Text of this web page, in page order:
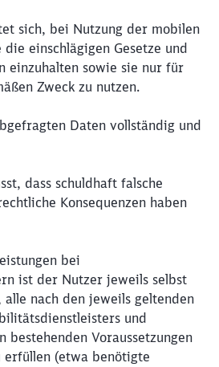
sich, bei Nutzung der mobilen
einschlägigen Gesetze und
einzuhalten sowie sie nur für
Zweck zu nutzen.
Daten vollständig und
dass schuldhaft falsche
Konsequenzen haben
bei
ist der Nutzer jeweils selbst
nach den jeweils geltenden
und
bestehenden Voraussetzungen
(etwa benötigte